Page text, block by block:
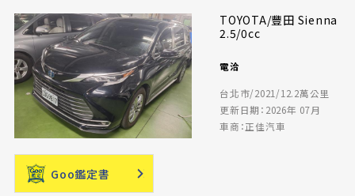
TOYOTA/豐田 Sienna
2.5/0cc
電洽
台北市/2021/12.2萬公里
更新日期：2026年 07月
車商：正佳汽車
Goo鑑定書